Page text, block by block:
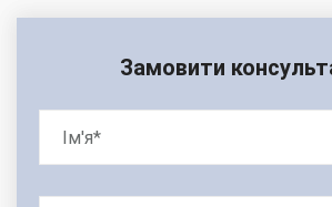
Замовити